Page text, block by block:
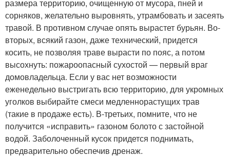
размера территорию, очищенную от мусора, пней и
сорняков, желательно выровнять, утрамбовать и засеять
травой. В противном случае опять вырастет бурьян. Во-
вторых, всякий газон, даже технический, придется
косить, не позволяя траве вырасти по пояс, а потом
высохнуть: пожароопасный сухостой — первый враг
домовладельца. Если у вас нет возможности
еженедельно выстригать всю территорию, для укромных
уголков выбирайте смеси медленнорастущих трав
(такие в продаже есть). В-третьих, помните, что не
получится «исправить» газоном болото с застойной
водой. Заболоченный кусок придется поднимать,
предварительно обеспечив дренаж.